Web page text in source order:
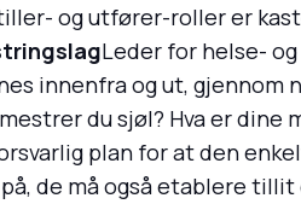
og utfører-roller er
Leder for helse-
innenfra og ut,
du sjøl? Hva er
plan for at den
de må også etablere